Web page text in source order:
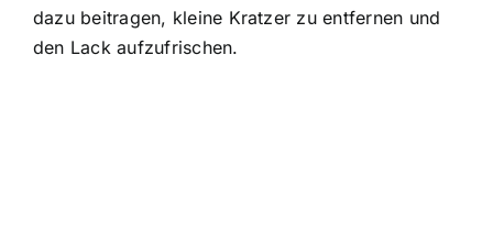
dazu beitragen, kleine Kratzer zu entfernen und
den Lack aufzufrischen.